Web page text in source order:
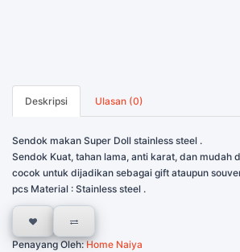
Deskripsi Ulasan (0)
Sendok makan Super Doll stainless steel .
Sendok Kuat, tahan lama, anti karat, dan mudah
cocok untuk dijadikan sebagai gift ataupun
pcs Material : Stainless steel .
Penayang Oleh:Home Naiya